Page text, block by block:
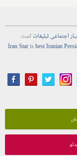
اجتماعیتبلیغات است
Iran Starisbest Iranian